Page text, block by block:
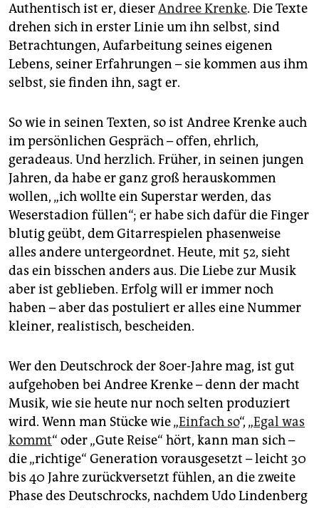
Authentisch ist er, dieserAndree Krenke. Die Texte
drehen sich in erster Linie um ihn selbst, sind
Betrachtungen, Aufarbeitung seines eigenen
Lebens, seiner Erfahrungen – sie kommen aus ihm
selbst, sie finden ihn, sagt er.
So wie in seinen Texten, so ist Andree Krenke auch
im persönlichen Gespräch – offen, ehrlich,
geradeaus. Und herzlich. Früher, in seinen jungen
Jahren, da habe er ganz groß herauskommen
wollen, „ich wollte ein Superstar werden, das
Weserstadion füllen“; er habe sich dafür die Finger
blutig geübt, dem Gitarrespielen phasenweise
alles andere untergeordnet. Heute, mit 52, sieht
das ein bisschen anders aus. Die Liebe zur Musik
aber ist geblieben. Erfolg will er immer noch
haben – aber das postuliert er alles eine Nummer
kleiner, realistisch, bescheiden.
Wer den Deutschrock der 80er-Jahre mag, ist gut
aufgehoben bei Andree Krenke – denn der macht
Musik, wie sie heute nur noch selten produziert
wird. Wenn man Stücke wie „Einfach so“, „Egal was
kommt“ oder „Gute Reise“ hört, kann man sich –
die „richtige“ Generation vorausgesetzt – leicht 30
bis 40 Jahre zurückversetzt fühlen, an die zweite
Phase des Deutschrocks, nachdem Udo Lindenberg